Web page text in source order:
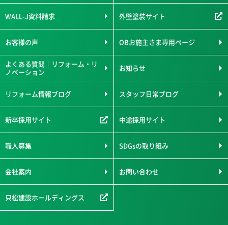
WALL-J資料請求 外壁塗装サイト
お客様の声 OBお施主さま専用ページ
よくある質問｜リフォーム・リ
ノベーション
お知らせ
リフォーム情報ブログ スタッフ日常ブログ
新卒採用サイト 中途採用サイト
職人募集 SDGsの取り組み
会社案内 お問い合わせ
只松建設ホールディングス